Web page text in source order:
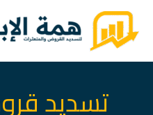
تخطي
المحتوى
تسديد